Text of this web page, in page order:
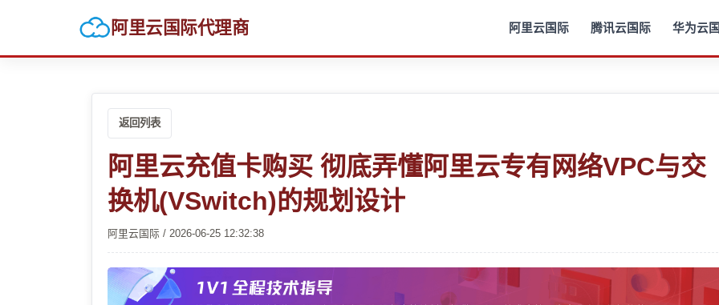
阿里云国际代理商 阿里云国际 腾讯云国际 华为云
返回列表
阿里云充值卡购买 彻底弄懂阿里云专有网络VPC与交
换机(VSwitch)的规划设计
阿里云国际 / 2026-06-25 12:32:38